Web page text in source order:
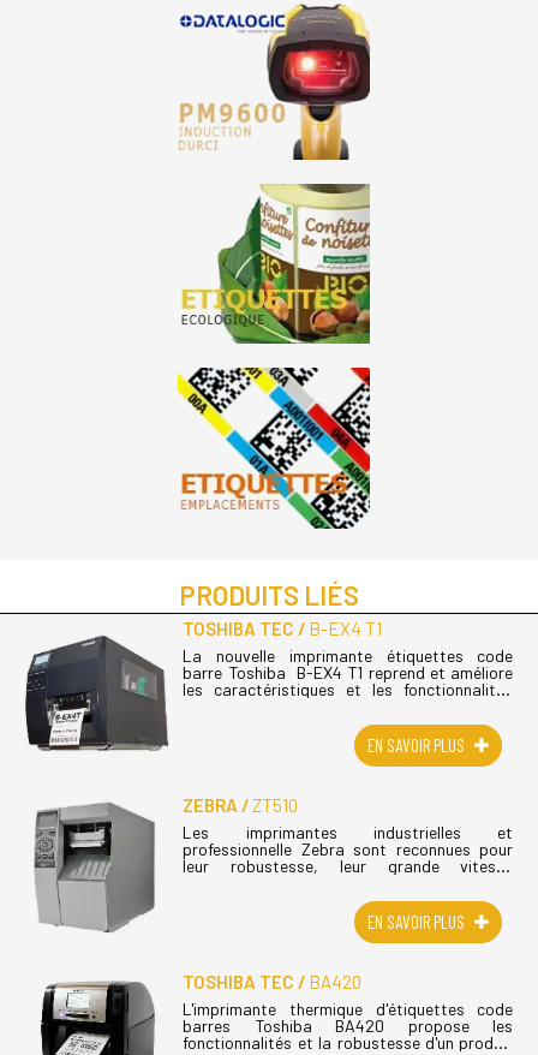
PRODUITS LIÉS
TOSHIBA TEC B-EX4 T1
La nouvelle imprimante étiquettes code
barre Toshiba B-EX4 T1 reprend et améliore
les caractéristiques et les fonctionnalités
augmenter encore leurs
performances. Toshiba (...)EN SAVOIR PLUS
ZEBRA ZT510
Les imprimantes industrielles et
professionnelle Zebra sont reconnues pour
leur robustesse, leur grande vitesse
ﬁabilité sans précédent. Bien qu'économique,
EN SAVOIR PLUS
TOSHIBA TEC BA420
L'imprimante thermique d'étiquettes code
barres Toshiba BA420 propose les
fonctionnalités et la robustesse d'un produit